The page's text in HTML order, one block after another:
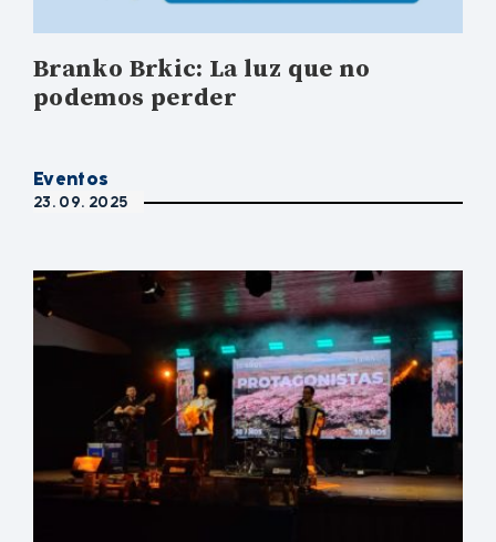
Branko Brkic: La luz que no
podemos perder
Eventos
23. 09. 2025